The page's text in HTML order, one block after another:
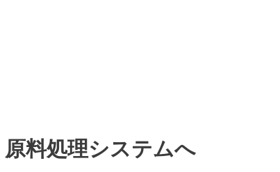
料処理システムへ